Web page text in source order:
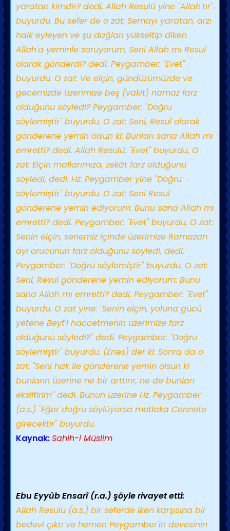
yaratan kimdir? dedi. Allah Resulü yine "Allah'tır"
buyurdu. Bu sefer de o zat: Semayı yaratan, arzı
halk eyleyen ve şu dağları yükseltip diken
Allah'a yeminle soruyorum, Seni Allah mı Resul
olarak gönderdi? dedi. Peygamber: "Evet"
buyurdu. O zat: Ve elçin, gündüzümüzde ve
gecemizde üzerimize beş (vakit) namaz farz
olduğunu söyledi? Peygamber: "Doğru
söylemiştir" buyurdu. O zat: Seni, Resul olarak
gönderene yemin olsun ki: Bunları sana Allah mı
emretti? dedi. Allah Resulü: "Evet" buyurdu. O
zat: Elçin mallarımıza, zekât farz olduğunu
söyledi, dedi. Hz. Peygamber yine "Doğru
söylemiştir" buyurdu. O zat: Seni Resul
gönderene yemin ediyorum: Bunu sana Allah mı
emretti? dedi. Peygamber: "Evet" buyurdu. O zat:
Senin elçin, senemiz içinde üzerimize Ramazan
ayı orucunun farz olduğunu söyledi, dedi.
Peygamber: "Doğru söylemiştir" buyurdu. O zat:
Seni, Resul gönderene yemin ediyorum: Bunu
sana Allah mı emretti? dedi. Peygamber: "Evet"
buyurdu. O zat yine: "Senin elçin, yoluna gücü
yetene Beyt'i haccetmenin üzerimize farz
olduğunu söyledi?" dedi. Peygamber: "Doğru
söylemiştir" buyurdu. (Enes) der ki: Sonra da o
zat: "Seni hak ile gönderene yemin olsun ki
bunların üzerine ne bir arttırır, ne de bunları
eksiltirim" dedi. Bunun üzerine Hz. Peygamber
(a.s.) "Eğer doğru söylüyorsa mutlaka Cennete
girecektir" buyurdu.
Kaynak:Sahih-i Müslim
Ebu Eyyûb Ensarî (r.a.) şöyle rivayet etti:
Allah Resulü (a.s.) bir seferde iken karşısına bir
bedevi çıktı ve hemen Peygamber'in devesinin